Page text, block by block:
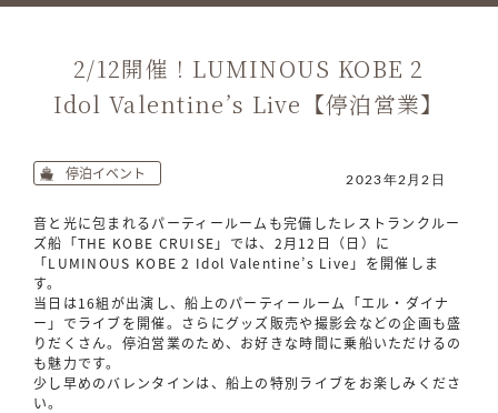
2/12開催！LUMINOUS KOBE 2
Idol Valentine’s Live【停泊営業】
停泊イベント 2023年2月2日
音と光に包まれるパーティールームも完備したレストランクルー
ズ船「THE KOBE CRUISE」では、2月12日（日）に
「LUMINOUS KOBE 2 Idol Valentine’s Live」を開催しま
す。
当日は16組が出演し、船上のパーティールーム「エル・ダイナ
ー」でライブを開催。さらにグッズ販売や撮影会などの企画も盛
りだくさん。停泊営業のため、お好きな時間に乗船いただけるの
も魅力です。
少し早めのバレンタインは、船上の特別ライブをお楽しみくださ
い。